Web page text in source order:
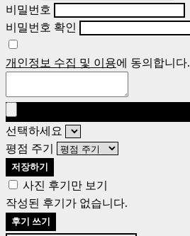
비밀번호
비밀번호 확인
개인정보 수집 및 이용에 동의합니다.
선택하세요
평점 주기
저장하기
사진 후기만 보기
작성된 후기가 없습니다.
후기 쓰기